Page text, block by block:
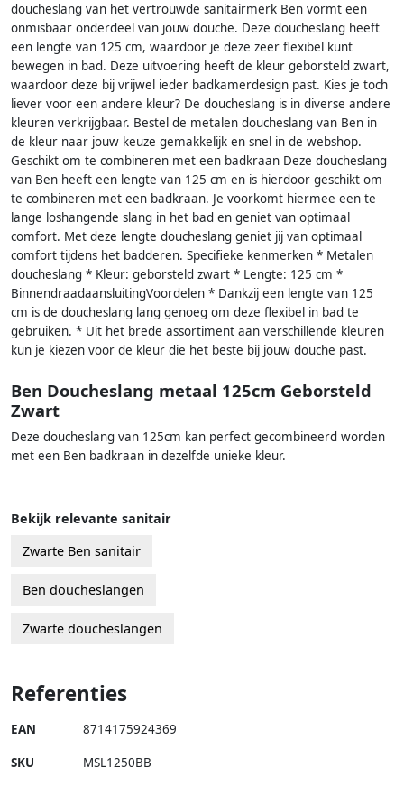
doucheslang van het vertrouwde sanitairmerk Ben vormt een
onmisbaar onderdeel van jouw douche. Deze doucheslang heeft
een lengte van 125 cm, waardoor je deze zeer flexibel kunt
bewegen in bad. Deze uitvoering heeft de kleur geborsteld zwart,
waardoor deze bij vrijwel ieder badkamerdesign past. Kies je toch
liever voor een andere kleur? De doucheslang is in diverse andere
kleuren verkrijgbaar. Bestel de metalen doucheslang van Ben in
de kleur naar jouw keuze gemakkelijk en snel in de webshop.
Geschikt om te combineren met een badkraan Deze doucheslang
van Ben heeft een lengte van 125 cm en is hierdoor geschikt om
te combineren met een badkraan. Je voorkomt hiermee een te
lange loshangende slang in het bad en geniet van optimaal
comfort. Met deze lengte doucheslang geniet jij van optimaal
comfort tijdens het badderen. Specifieke kenmerken * Metalen
doucheslang * Kleur: geborsteld zwart * Lengte: 125 cm *
BinnendraadaansluitingVoordelen * Dankzij een lengte van 125
cm is de doucheslang lang genoeg om deze flexibel in bad te
gebruiken. * Uit het brede assortiment aan verschillende kleuren
kun je kiezen voor de kleur die het beste bij jouw douche past.
Ben Doucheslang metaal 125cm Geborsteld
Zwart
Deze doucheslang van 125cm kan perfect gecombineerd worden
met een Ben badkraan in dezelfde unieke kleur.
Bekijk relevante sanitair
Zwarte Ben sanitair
Ben doucheslangen
Zwarte doucheslangen
Referenties
EAN 8714175924369
SKU MSL1250BB